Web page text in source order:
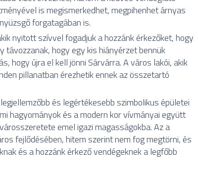
is megismerkedhet, megpihenhet árnyas
forgatagában is.
nyitott szívvel fogadjuk a hozzánk érkezőket, hogy
hogy egy kis hiányérzet bennük
hogy újra el kell jönni Sárvárra. A város lakói, akik
pillanatban érezhetik ennek az összetartó
és legértékesebb szimbolikus épületei
hagyományok és a modern kor vívmányai együtt
emel igazi magasságokba. Az a
fejlődésében, hitem szerint nem fog megtörni, és
és a hozzánk érkező vendégeknek a legfőbb